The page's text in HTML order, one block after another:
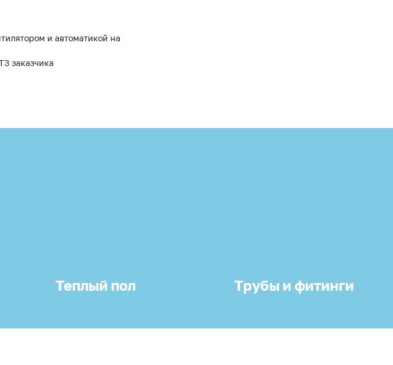
и автоматикой на
заказчика
Теплый пол Трубы и фитинги